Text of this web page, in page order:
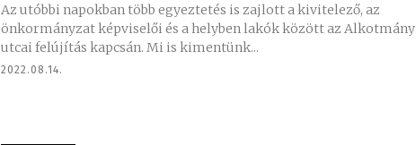
Az utóbbi napokban több egyeztetés is zajlott a kivitelező, az
önkormányzat képviselői és a helyben lakók között az Alkotmány
utcai felújítás kapcsán. Mi is kimentünk...
2022.08.14.